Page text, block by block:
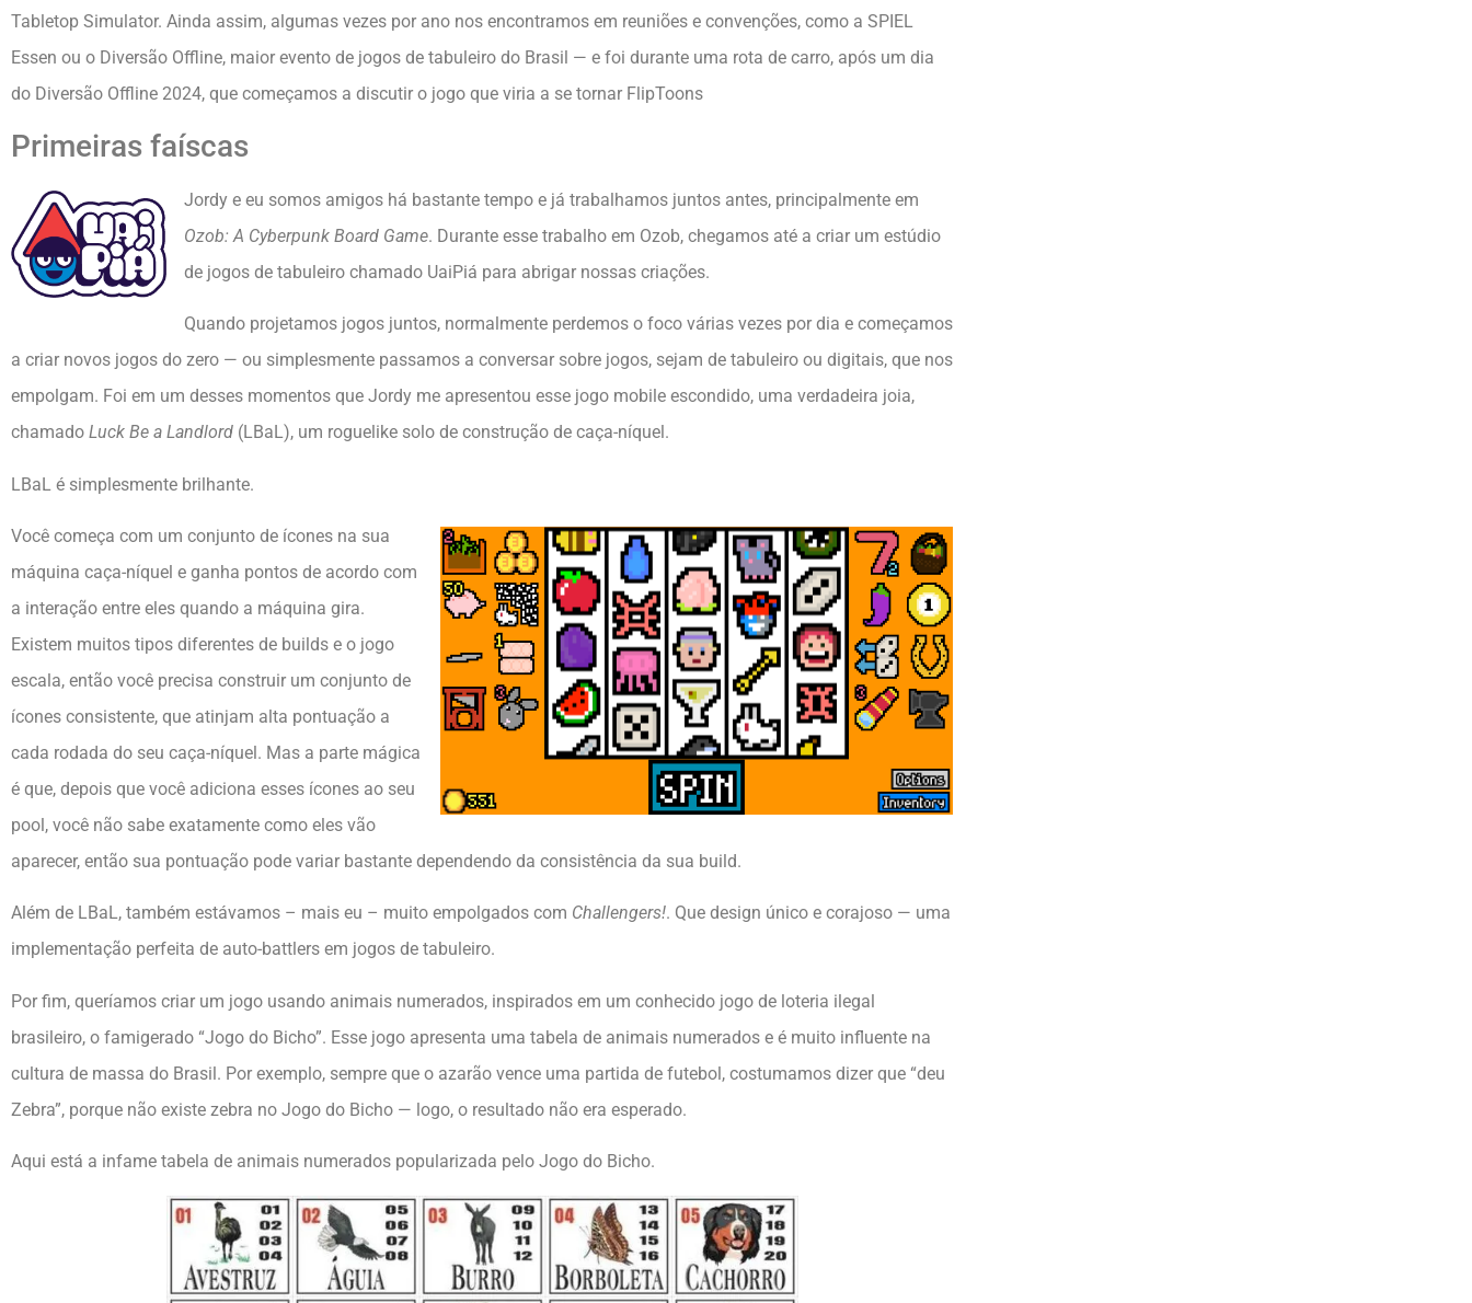
Tabletop Simulator. Ainda assim, algumas vezes por ano nos encontramos em reuniões e convenções, como a SPIEL
Essen ou o Diversão Offline, maior evento de jogos de tabuleiro do Brasil — e foi durante uma rota de carro, após um dia
do Diversão Offline 2024, que começamos a discutir o jogo que viria a se tornar FlipToons
Primeiras faíscas
Jordy e eu somos amigos há bastante tempo e já trabalhamos juntos antes, principalmente em
Ozob: A Cyberpunk Board Game. Durante esse trabalho em Ozob, chegamos até a criar um estúdio
de jogos de tabuleiro chamado UaiPiá para abrigar nossas criações.
Quando projetamos jogos juntos, normalmente perdemos o foco várias vezes por dia e começamos
a criar novos jogos do zero — ou simplesmente passamos a conversar sobre jogos, sejam de tabuleiro ou digitais, que nos
empolgam. Foi em um desses momentos que Jordy me apresentou esse jogo mobile escondido, uma verdadeira joia,
chamado Luck Be a Landlord (LBaL), um roguelike solo de construção de caça-níquel.
LBaL é simplesmente brilhante.
Você começa com um conjunto de ícones na sua
máquina caça-níquel e ganha pontos de acordo com
a interação entre eles quando a máquina gira.
Existem muitos tipos diferentes de builds e o jogo
escala, então você precisa construir um conjunto de
ícones consistente, que atinjam alta pontuação a
cada rodada do seu caça-níquel. Mas a parte mágica
é que, depois que você adiciona esses ícones ao seu
pool, você não sabe exatamente como eles vão
aparecer, então sua pontuação pode variar bastante dependendo da consistência da sua build.
Além de LBaL, também estávamos – mais eu – muito empolgados com Challengers!. Que design único e corajoso — uma
implementação perfeita de auto-battlers em jogos de tabuleiro.
Por fim, queríamos criar um jogo usando animais numerados, inspirados em um conhecido jogo de loteria ilegal
brasileiro, o famigerado “Jogo do Bicho”. Esse jogo apresenta uma tabela de animais numerados e é muito influente na
cultura de massa do Brasil. Por exemplo, sempre que o azarão vence uma partida de futebol, costumamos dizer que “deu
Zebra”, porque não existe zebra no Jogo do Bicho — logo, o resultado não era esperado.
Aqui está a infame tabela de animais numerados popularizada pelo Jogo do Bicho.